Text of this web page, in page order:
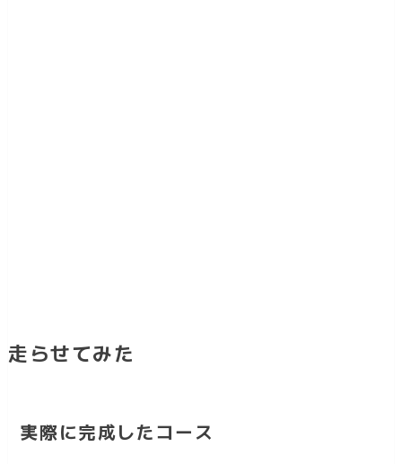
走らせてみた
実際に完成したコース